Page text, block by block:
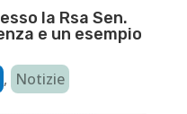
la Rsa Sen.
e un esempio
, Notizie